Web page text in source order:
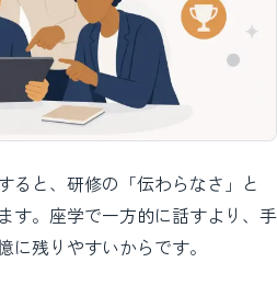
ると、研修の「伝わらなさ」と
す。座学で一方的に話すより、手
に残りやすいからです。